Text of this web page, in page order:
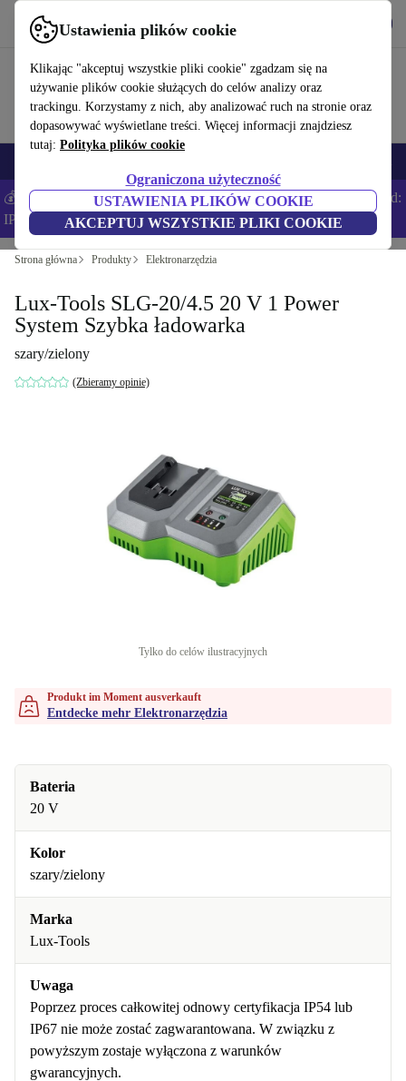
Ustawienia plików cookie
Klikając "akceptuj wszystkie pliki cookie" zgadzam się na
używanie plików cookie służących do celów analizy oraz
trackingu. Korzystamy z nich, aby analizować ruch na stronie oraz
dopasowywać wyświetlane treści. Więcej informacji znajdziesz
tutaj: Polityka plików cookie
Ograniczona użyteczność
USTAWIENIA PLIKÓW COOKIE
AKCEPTUJ WSZYSTKIE PLIKI COOKIE
Korzystaj z refurbed szybko i łatwo
💰Zaoszczędź DODATKOWE 5% na wszystkich iPhone’ach – Kod:
IPHONEDEAL –Regulamin
Strona główna Produkty Elektronarzędzia
Lux-Tools SLG-20/4.5 20 V 1 Power
System Szybka ładowarka
szary/zielony
(Zbieramy opinie)
Tylko do celów ilustracyjnych
Produkt im Moment ausverkauft
Entdecke mehr Elektronarzędzia
Bateria
20 V
Kolor
szary/zielony
Marka
Lux-Tools
Uwaga
Poprzez proces całkowitej odnowy certyfikacja IP54 lub
IP67 nie może zostać zagwarantowana. W związku z
powyższym zostaje wyłączona z warunków
gwarancyjnych.